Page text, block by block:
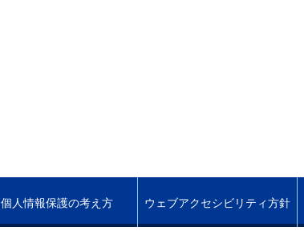
個人情報保護の考え方 ウェブアクセシビリティ方針